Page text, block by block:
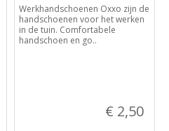
Werkhandschoenen Oxxo zijn de
handschoenen voor het werken
in de tuin. Comfortabele
handschoen en go..
€ 2,50